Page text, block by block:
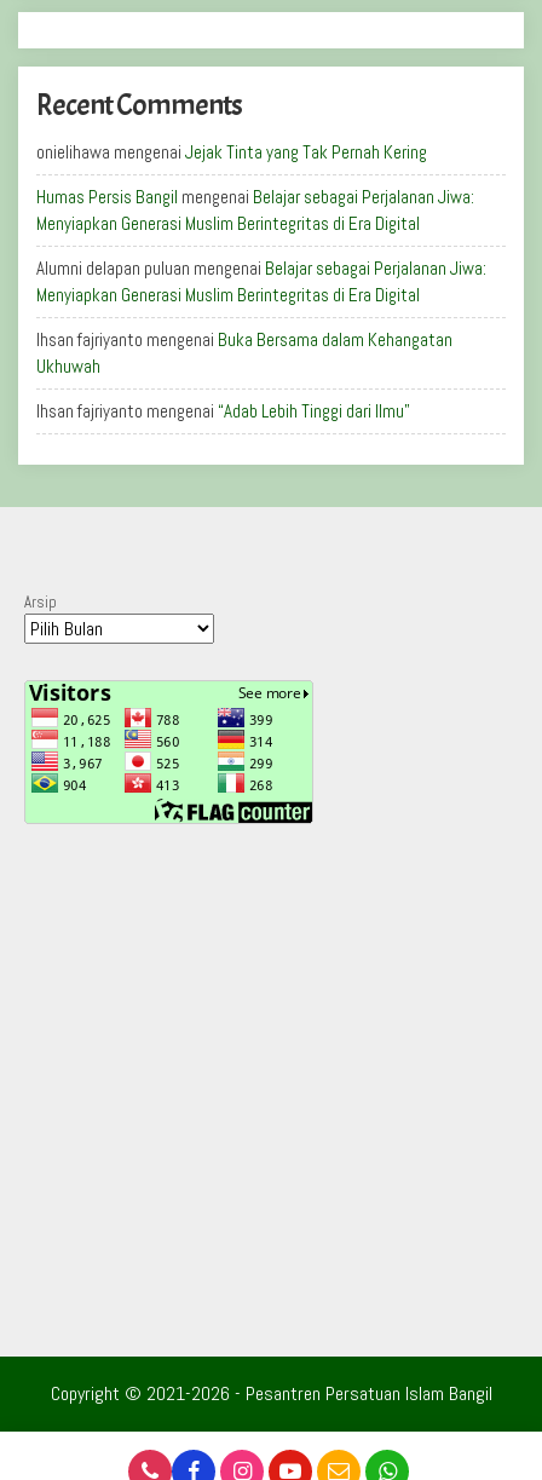
Recent Comments
onielihawa mengenai Jejak Tinta yang Tak Pernah Kering
Humas Persis Bangil mengenai Belajar sebagai Perjalanan Jiwa:
Menyiapkan Generasi Muslim Berintegritas di Era Digital
Alumni delapan puluan mengenai Belajar sebagai Perjalanan Jiwa:
Menyiapkan Generasi Muslim Berintegritas di Era Digital
Ihsan fajriyanto mengenai Buka Bersama dalam Kehangatan
Ukhuwah
Ihsan fajriyanto mengenai “Adab Lebih Tinggi dari Ilmu”
Arsip
Copyright © 2021-2026 - Pesantren Persatuan Islam Bangil